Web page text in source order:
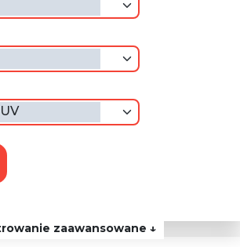
zaawansowane ↓